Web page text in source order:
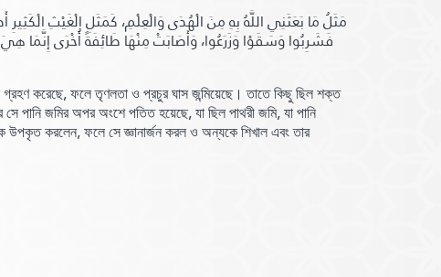
فَشَرِبُوا وَسَقَوْا وَزَرَعُوا، وَأَصَابَتْ مِنْهَا طَائِفَةً أُخْرَى إِنَّمَا
গ্রহণ করেছে, ফলে তৃণলতা ও প্রচুর ঘাস জন্মিয়েছে। তাতে কিছু ছিল শক্ত
পানি জমির অপর অংশে পতিত হয়েছে, যা ছিল পাথরী জমি, যা পানি
উপকৃত করলেন, ফলে সে জ্ঞানার্জন করল ও অন্যকে শিখাল এবং তার